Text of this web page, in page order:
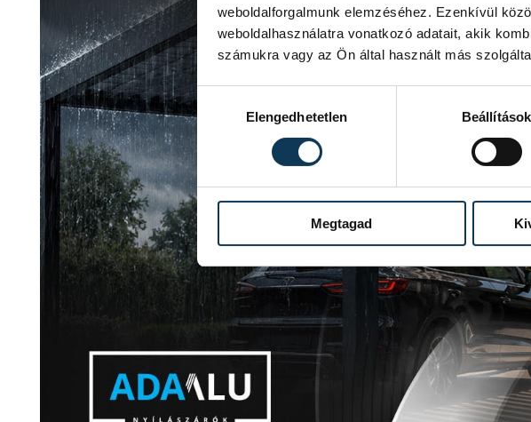
weboldalforgalmunk elemzéséhez. Ezenkívül
weboldalhasználatra vonatkozó adatait, akik
számukra vagy az Ön által használt más
Elengedhetetlen
Beállítások
Megtagad